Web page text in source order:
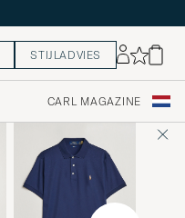
STIJLADVIES
CARL MAGAZINE